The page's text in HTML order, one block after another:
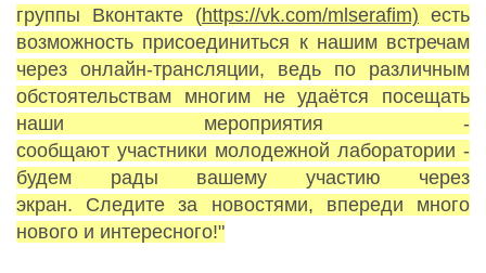
группы Вконтакте (https://vk.com/mlserafim) есть
возможность присоединиться к нашим встречам
через онлайн-трансляции, ведь по различным
обстоятельствам многим не удаётся посещать
наши мероприятия -
сообщают участники молодежной лаборатории -
будем рады вашему участию через
экран. Следите за новостями, впереди много
нового и интересного!"